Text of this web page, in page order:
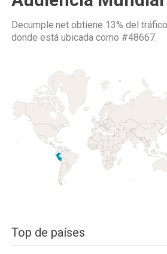
Decumple.net obtiene 13% del
donde está ubicada como #48667.
Top de países